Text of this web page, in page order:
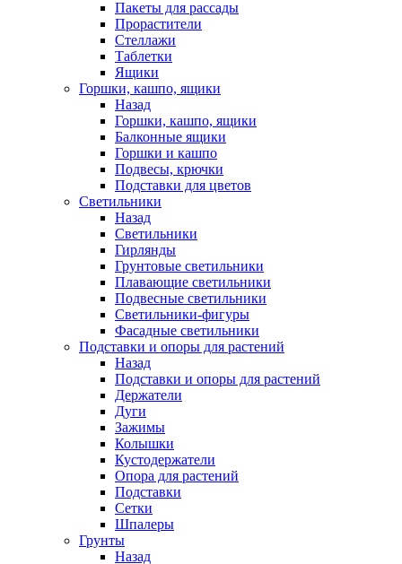
Пакеты для рассады
Прорастители
Стеллажи
Таблетки
Ящики
Горшки, кашпо, ящики
Назад
Горшки, кашпо, ящики
Балконные ящики
Горшки и кашпо
Подвесы, крючки
Подставки для цветов
Светильники
Назад
Светильники
Гирлянды
Грунтовые светильники
Плавающие светильники
Подвесные светильники
Светильники-фигуры
Фасадные светильники
Подставки и опоры для растений
Назад
Подставки и опоры для растений
Держатели
Дуги
Зажимы
Колышки
Кустодержатели
Опора для растений
Подставки
Сетки
Шпалеры
Грунты
Назад